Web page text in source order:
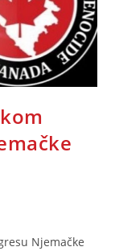
Njemačke